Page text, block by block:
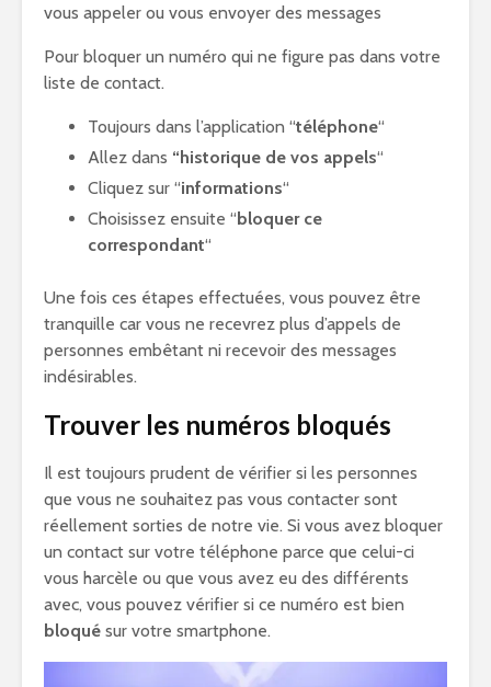
vous appeler ou vous envoyer des messages
Pour bloquer un numéro qui ne figure pas dans votre
liste de contact.
Toujours dans l’application “téléphone“
Allez dans “historique de vos appels“
Cliquez sur “informations“
Choisissez ensuite “bloquer ce
correspondant“
Une fois ces étapes effectuées, vous pouvez être
tranquille car vous ne recevrez plus d’appels de
personnes embêtant ni recevoir des messages
indésirables.
Trouver les numéros bloqués
Il est toujours prudent de vérifier si les personnes
que vous ne souhaitez pas vous contacter sont
réellement sorties de notre vie. Si vous avez bloquer
un contact sur votre téléphone parce que celui-ci
vous harcèle ou que vous avez eu des différents
avec, vous pouvez vérifier si ce numéro est bien
bloqué sur votre smartphone.